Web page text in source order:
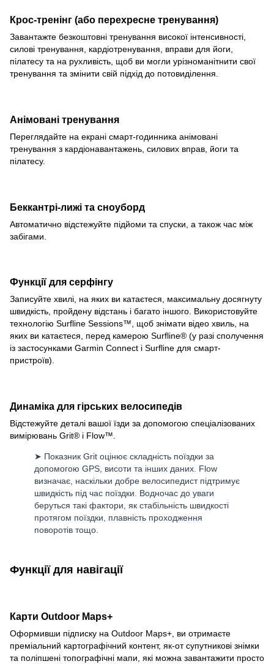
Крос-тренінг (або перехресне тренування)
Завантажте безкоштовні тренування високої інтенсивності,
силові тренування, кардіотренування, вправи для йоги,
пілатесу та на рухливість, щоб ви могли урізноманітнити свої
тренування та змінити свій підхід до потовиділення.
Анімовані тренування
Переглядайте на екрані смарт-годинника анімовані
тренування з кардіонавантажень, силових вправ, йоги та
пілатесу.
Беккантрі-лижі та сноуборд
Автоматично відстежуйте підйоми та спуски, а також час між
забігами.
Функції для серфінгу
Записуйте хвилі, на яких ви катаєтеся, максимальну досягнуту
швидкість, пройдену відстань і багато іншого. Використовуйте
технологію Surfline Sessions™, щоб знімати відео хвиль, на
яких ви катаєтеся, перед камерою Surfline® (у разі сполучення
із застосунками Garmin Connect і Surfline для смарт-
пристроїв).
Динаміка для гірських велосипедів
Відстежуйте деталі вашої їзди за допомогою спеціалізованих
вимірювань Grit® і Flow™.
➤ Показник Grit оцінює складність поїздки за
допомогою GPS, висоти та інших даних. Flow
визначає, наскільки добре велосипедист підтримує
швидкість під час поїздки. Водночас до уваги
беруться такі фактори, як стабільність швидкості
протягом поїздки, плавність проходження
поворотів тощо.
Функції для навігації
Карти Outdoor Maps+
Оформивши підписку на Outdoor Maps+, ви отримаєте
преміальний картографічний контент, як-от супутникові знімки
та поліпшені топографічні мапи, які можна завантажити просто